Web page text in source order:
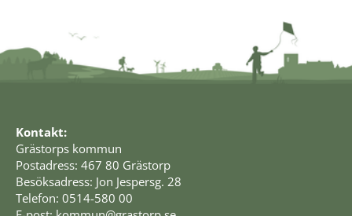
Kontakt:
Grästorps kommun
Postadress: 467 80 Grästorp
Besöksadress: Jon Jespersg. 28
Telefon: 0514-580 00